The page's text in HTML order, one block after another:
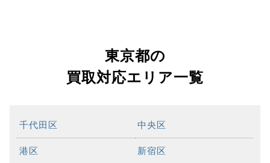
東京都の
買取対応エリア一覧
千代田区 中央区
港区 新宿区